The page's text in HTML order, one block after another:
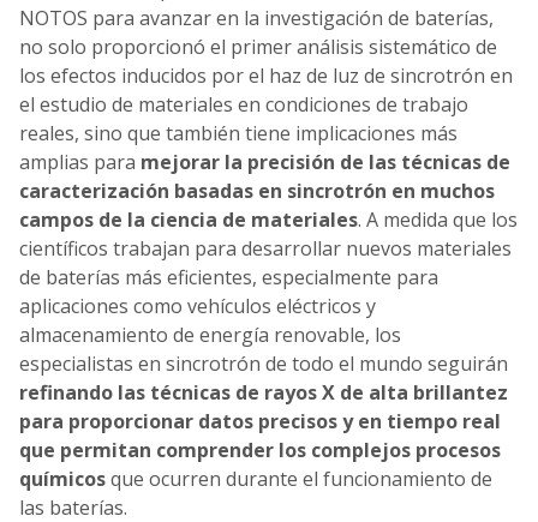
NOTOS para avanzar en la investigación de baterías,
no solo proporcionó el primer análisis sistemático de
los efectos inducidos por el haz de luz de sincrotrón en
el estudio de materiales en condiciones de trabajo
reales, sino que también tiene implicaciones más
amplias para mejorar la precisión de las técnicas de
caracterización basadas en sincrotrón en muchos
campos de la ciencia de materiales. A medida que los
científicos trabajan para desarrollar nuevos materiales
de baterías más eficientes, especialmente para
aplicaciones como vehículos eléctricos y
almacenamiento de energía renovable, los
especialistas en sincrotrón de todo el mundo seguirán
refinando las técnicas de rayos X de alta brillantez
para proporcionar datos precisos y en tiempo real
que permitan comprender los complejos procesos
químicosque ocurren durante el funcionamiento de
las baterías.